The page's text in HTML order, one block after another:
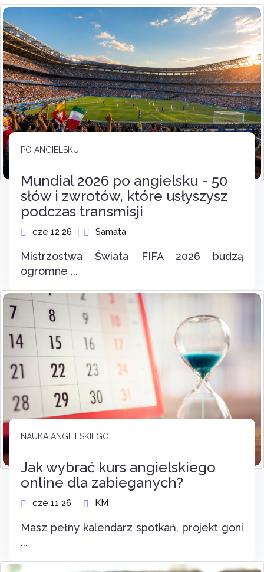
PO ANGIELSKU
Mundial 2026 po angielsku - 50
słów i zwrotów, które usłyszysz
podczas transmisji
cze 12 26 Samata
Mistrzostwa Świata FIFA 2026 budzą
ogromne ...
NAUKA ANGIELSKIEGO
Jak wybrać kurs angielskiego
online dla zabieganych?
cze 11 26 KM
Masz pełny kalendarz spotkań, projekt goni
...